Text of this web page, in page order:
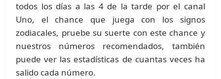
todos los días a las 4 de la tarde por el canal
Uno, el chance que juega con los signos
zodiacales, pruebe su suerte con este chance y
nuestros números recomendados, también
puede ver las estadísticas de cuantas veces ha
salido cada número.